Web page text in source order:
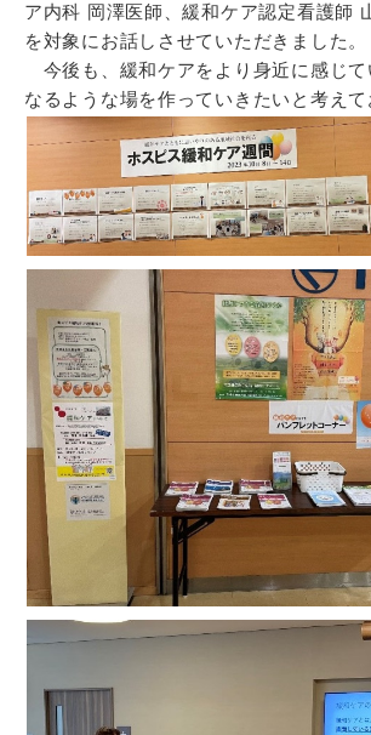
ア内科 岡澤医師、緩和ケア認定看護師
を対象にお話しさせていただきました。
今後も、緩和ケアをより身近に感じて
なるような場を作っていきたいと考えて